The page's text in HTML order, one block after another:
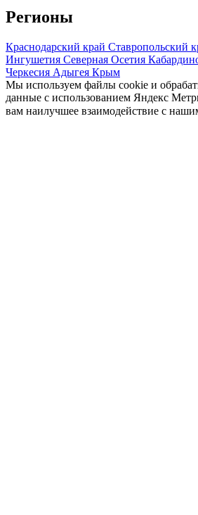
Регионы
Краснодарский край Ставропольский
Ингушетия Северная Осетия
Черкесия Адыгея Крым
Мы используем файлы cookie и
данные с использованием Яндекс
вам наилучшее взаимодействие с